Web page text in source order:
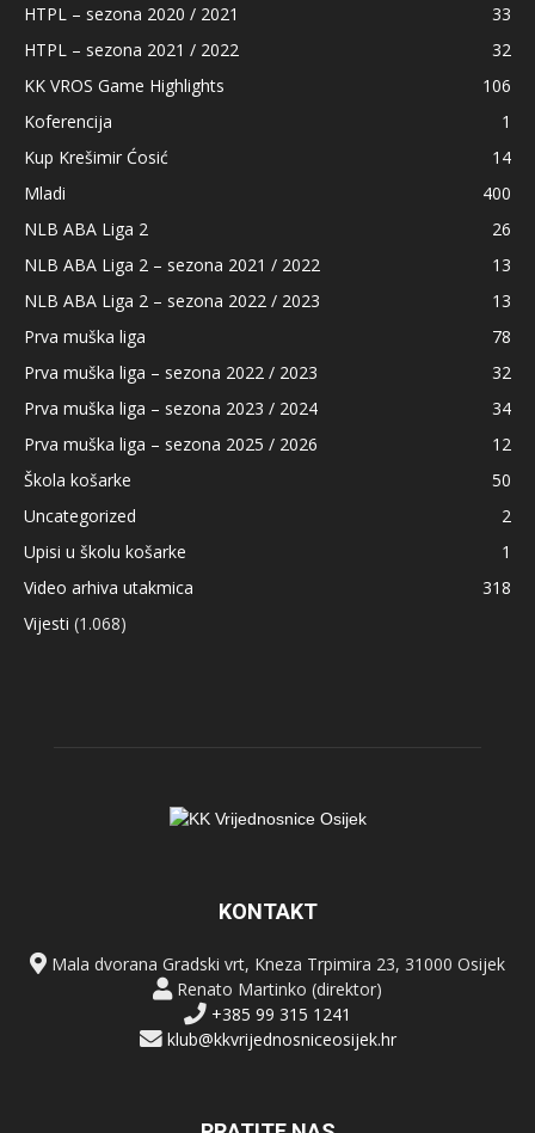
HTPL – sezona 2020 / 2021
33
HTPL – sezona 2021 / 2022
32
KK VROS Game Highlights
106
Koferencija
1
Kup Krešimir Ćosić
14
Mladi
400
NLB ABA Liga 2
26
NLB ABA Liga 2 – sezona 2021 / 2022
13
NLB ABA Liga 2 – sezona 2022 / 2023
13
Prva muška liga
78
Prva muška liga – sezona 2022 / 2023
32
Prva muška liga – sezona 2023 / 2024
34
Prva muška liga – sezona 2025 / 2026
12
Škola košarke
50
Uncategorized
2
Upisi u školu košarke
1
Video arhiva utakmica
318
Vijesti (1.068)
KONTAKT
Mala dvorana Gradski vrt, Kneza Trpimira 23, 31000 Osijek
Renato Martinko (direktor)
+385 99 315 1241
klub@kkvrijednosniceosijek.hr